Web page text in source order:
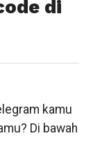
di
kamu
Di bawah